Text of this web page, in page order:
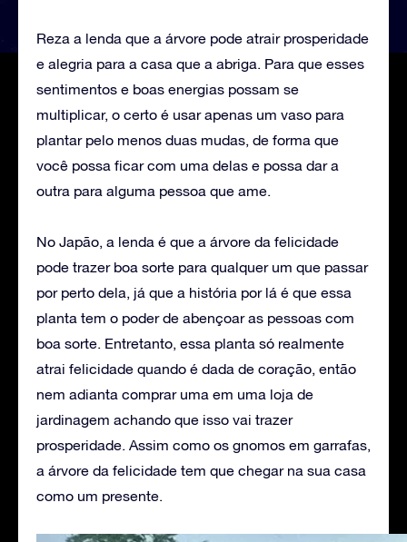
‌Reza a lenda que a árvore pode atrair prosperidade
e alegria para a casa que a abriga. Para que esses
sentimentos e boas energias possam se
multiplicar, o certo é usar apenas um vaso para
plantar pelo menos duas mudas, de forma que
você possa ficar com uma delas e possa dar a
outra para alguma pessoa que ame.
No Japão, a lenda é que a árvore da felicidade
pode trazer boa sorte para qualquer um que passar
por perto dela, já que a história por lá é que essa
planta tem o poder de abençoar as pessoas com
boa sorte. Entretanto, essa planta só realmente
atrai felicidade quando é dada de coração, então
nem adianta comprar uma em uma loja de
jardinagem achando que isso vai trazer
prosperidade. Assim como os gnomos em garrafas,
a árvore da felicidade tem que chegar na sua casa
como um presente.